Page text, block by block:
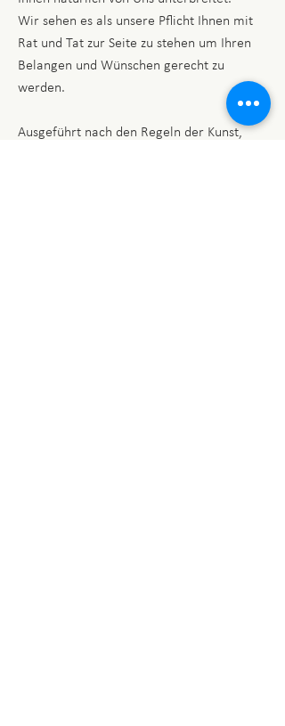
Wir sehen es als unsere Pflicht Ihnen mit
Rat und Tat zur Seite zu stehen um Ihren
Belangen und Wünschen gerecht zu
werden.
Ausgeführt nach den Regeln der Kunst,